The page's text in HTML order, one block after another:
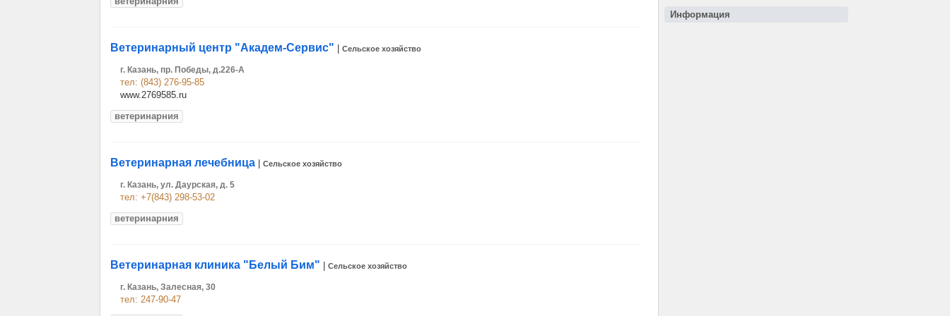
Ветеринарный центр "Академ-Сервис" Сельское хозяйство
г. Казань, пр. Победы, д.226-А
тел: (843) 276-95-85
www.2769585.ru
ветеринарния
Ветеринарная лечебница Сельское хозяйство
г. Казань, ул. Даурская, д. 5
тел: +7(843) 298-53-02
ветеринарния
Ветеринарная клиника "Белый Бим" Сельское хозяйство
г. Казань, Залесная, 30
тел: 247-90-47
Информация